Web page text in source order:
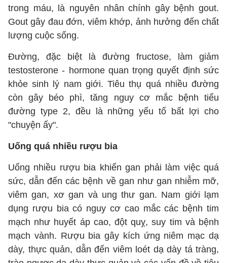
trong máu, là nguyên nhân chính gây bệnh gout.
Gout gây đau đớn, viêm khớp, ảnh hưởng đến chất
lượng cuộc sống.
Đường, đặc biệt là đường fructose, làm giảm
testosterone - hormone quan trọng quyết định sức
khỏe sinh lý nam giới. Tiêu thụ quá nhiều đường
còn gây béo phì, tăng nguy cơ mắc bệnh tiểu
đường type 2, đều là những yếu tố bất lợi cho
"chuyện ấy".
Uống quá nhiều rượu bia
Uống nhiều rượu bia khiến gan phải làm việc quá
sức, dẫn đến các bệnh về gan như gan nhiễm mỡ,
viêm gan, xơ gan và ung thư gan. Nam giới lạm
dụng rượu bia có nguy cơ cao mắc các bệnh tim
mạch như huyết áp cao, đột quỵ, suy tim và bệnh
mạch vành. Rượu bia gây kích ứng niêm mạc dạ
dày, thực quản, dẫn đến viêm loét dạ dày tá tràng,